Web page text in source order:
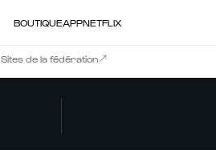
BOUTIQUEAPPNETFLIX
Sites de la fédération